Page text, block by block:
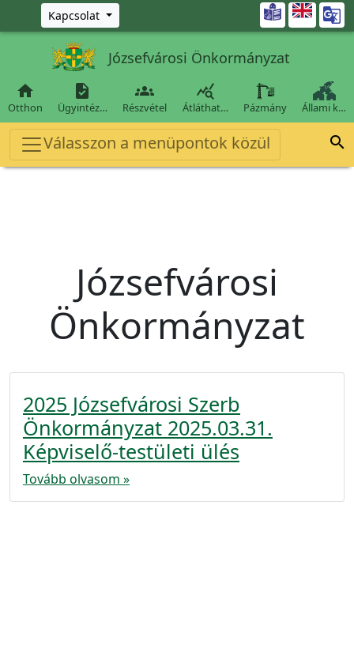
Ugrás a fő tartalomra
Kapcsolat 
Józsefvárosi Önkormányzat

Otthon

Ügyintéz…

Részvétel

Átláthat… Pázmány Állami k…
Válasszon a menüpontok közül 
Józsefvárosi
Önkormányzat
2025 Józsefvárosi Szerb
Önkormányzat 2025.03.31.
Képviselő-testületi ülés
Tovább olvasom »